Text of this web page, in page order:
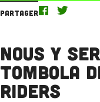
Partager
Nous y
tombola
Riders